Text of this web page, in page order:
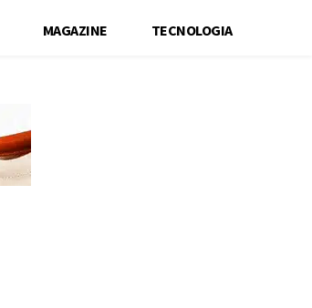
MAGAZINE TECNOLOGIA